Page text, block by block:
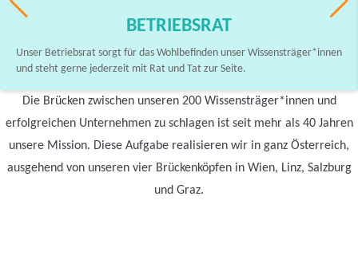
BETRIEBSRAT
Unser Betriebsrat sorgt für das Wohlbefinden unser Wissensträger*innen
und steht gerne jederzeit mit Rat und Tat zur Seite.
Die Brücken zwischen unseren 200 Wissensträger*innen und
erfolgreichen Unternehmen zu schlagen ist seit mehr als 40 Jahren
unsere Mission. Diese Aufgabe realisieren wir in ganz Österreich,
ausgehend von unseren vier Brückenköpfen in Wien, Linz, Salzburg
und Graz.